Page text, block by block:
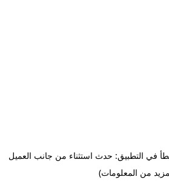
في التطبيق: حدث استثناء من جانب العميل
من المعلومات)